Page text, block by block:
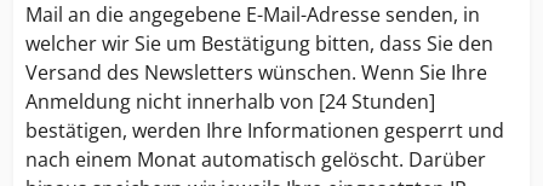
Mail an die angegebene E-Mail-Adresse senden, in
welcher wir Sie um Bestätigung bitten, dass Sie den
Versand des Newsletters wünschen. Wenn Sie Ihre
Anmeldung nicht innerhalb von [24 Stunden]
bestätigen, werden Ihre Informationen gesperrt und
nach einem Monat automatisch gelöscht. Darüber